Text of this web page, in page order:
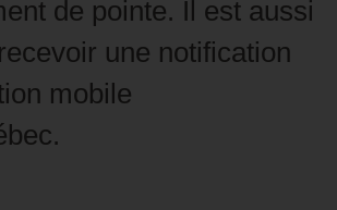
de pointe. Il est aussi
une notification
mobile